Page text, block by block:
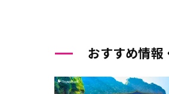
おすすめ情報